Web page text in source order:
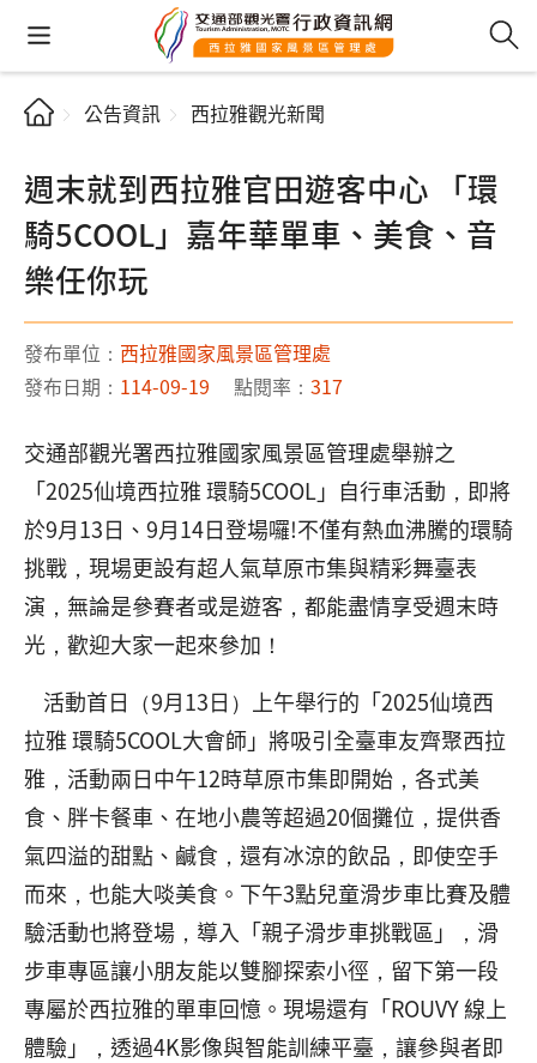
公告資訊 西拉雅觀光新聞
週末就到西拉雅官田遊客中心 「環
騎5COOL」嘉年華單車、美食、音
樂任你玩
發布單位： 西拉雅國家風景區管理處
發布日期： 114-09-19 點閱率： 317
交通部觀光署西拉雅國家風景區管理處舉辦之
「2025仙境西拉雅 環騎5COOL」自行車活動，即將
於9月13日、9月14日登場囉!不僅有熱血沸騰的環騎
挑戰，現場更設有超人氣草原市集與精彩舞臺表
演，無論是參賽者或是遊客，都能盡情享受週末時
光，歡迎大家一起來參加！
活動首日（9月13日）上午舉行的「2025仙境西
拉雅 環騎5COOL大會師」將吸引全臺車友齊聚西拉
雅，活動兩日中午12時草原市集即開始，各式美
食、胖卡餐車、在地小農等超過20個攤位，提供香
氣四溢的甜點、鹹食，還有冰涼的飲品，即使空手
而來，也能大啖美食。下午3點兒童滑步車比賽及體
驗活動也將登場，導入「親子滑步車挑戰區」，滑
步車專區讓小朋友能以雙腳探索小徑，留下第一段
專屬於西拉雅的單車回憶。現場還有「ROUVY 線上
體驗」，透過4K影像與智能訓練平臺，讓參與者即